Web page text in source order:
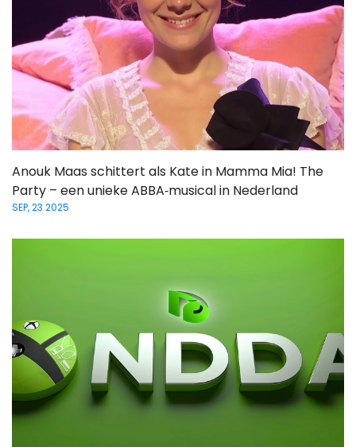
Anouk Maas schittert als Kate in Mamma Mia! The
Party – een unieke ABBA‑musical in Nederland
SEP, 23 2025